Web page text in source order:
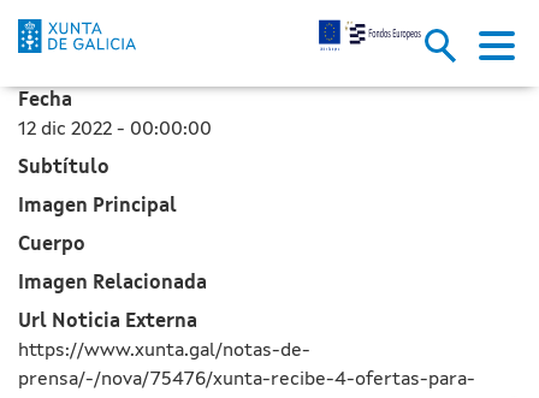
La Xunta recibe 4 ofertas para
Saltar al contenido principal
Fecha
12 dic 2022 - 00:00:00
Subtítulo
Imagen Principal
Cuerpo
Imagen Relacionada
Url Noticia Externa
https://www.xunta.gal/notas-de-
prensa/-/nova/75476/xunta-recibe-4-ofertas-para-